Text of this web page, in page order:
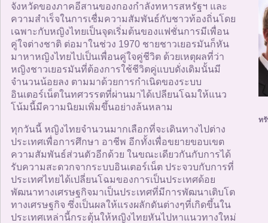
จังหวัดของภาคอีสานของกองกำลังทหารสหรัฐฯ และ
ความสำเร็จในการเชื่มความสัมพันธ์กับชาวท้องถิ่นโดย
เฉพาะกับหญิงไทยเป็นจุดเริ่มต้นของแฟชั่นการมีเพื่อน
คู่ใจต่างชาติ ต่อมาในช่วง 1970 ชายชาวเยอรมันก็หัน
มาหาหญิงไทยไปเป็นเพื่อนคู่ใจคู่ชีวิต ด้วยเหตุผลที่ว่า
หญิงชาวเยอรมันที่ต้องการใช้ชีวิตคู่แบบดั่งเดิมนั้นมี
จำนวนน้อยลง ตามมาด้วยการกำเนิดของระบบ
อินเตอร์เน็ตในทศวรรตที่ผ่านมาได้เปลียนโฉมให้แนว
โน้มนี้มีความนิยมเพิ่มขึ้นอย่างล้นหลาม
ทุกวันนี้ หญิงไทยจำนวนมากเลือกที่จะเดินทางไปต่าง
ประเทศเพื่อการศึกษา อาชีพ อีกทั้งเพื่อขยายขอบเขต
ความสัมพันธ์ส่วนตัวอีกด้วย ในขณะเดียวกันกับการได้
รับความสะดวกจากระบบอินเตอร์เน็ต ประจวบกับการที่
ประเทศไทยได้เปลี่ยนโฉมของการเป็นประเทศด้อย
พัฒนาทางเศรษฐกิจมาเป็นประเทศที่มีการพัฒนาเติบโต
ทางเศรษฐกิจ ซึ่งเป็นผลให้แรงผลักดันต่างๆที่เกิดขึ้นใน
ประเทศเหล่านี้กระตุ้นให้หญิงไทยหันไปหาแนวทางใหม่
ท